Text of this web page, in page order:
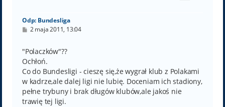
Odp: Bundesliga
P
t
2 maja 2011, 13:04
"Polaczków"??
Ochłoń.
Co do Bundesligi - cieszę się,że wygrał klub z Polakami
w kadrze,ale dalej ligi nie lubię. Doceniam ich stadiony,
pełne trybuny i brak długów klubów,ale jakoś nie
trawię tej ligi.